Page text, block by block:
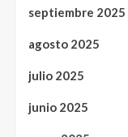
septiembre 2025
agosto 2025
julio 2025
junio 2025